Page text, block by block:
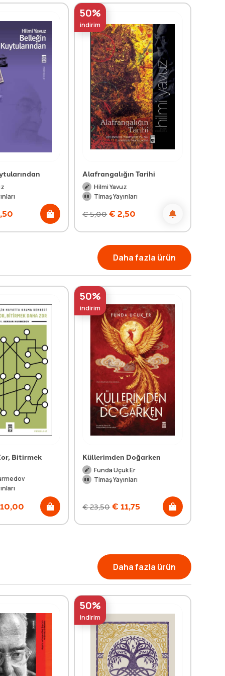
50%
indirim
Alafrangalığın Tarihi
Hilmi Yavuz
Timaş Yayınları
€5,00 € 2,50
Daha fazla ürün
Bitirmek
10,00
50%
indirim
Küllerimden Doğarken
Funda Uçuk Er
Timaş Yayınları
€23,50 € 11,75
Daha fazla ürün
50%
indirim